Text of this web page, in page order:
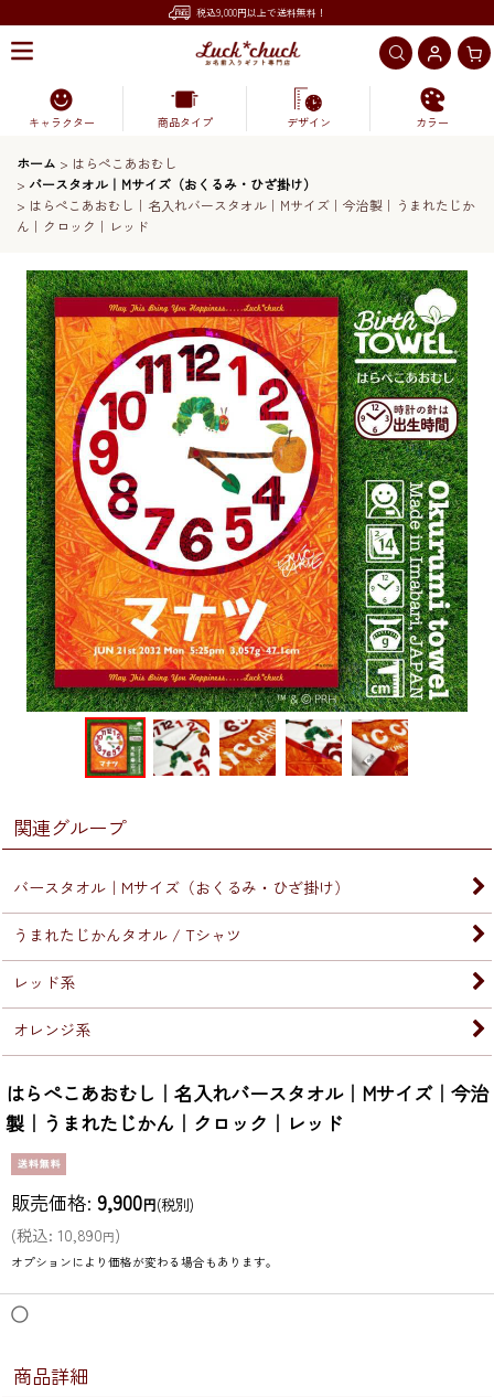
税込9,000円以上で送料無料！
キャラクター 商品タイプ デザイン カラー
ホーム > はらぺこあおむし
> バースタオル｜Mサイズ（おくるみ・ひざ掛け）
> はらぺこあおむし｜名入れバースタオル｜Mサイズ｜今治製｜うまれたじか
ん｜クロック｜レッド
関連グループ
バースタオル｜Mサイズ（おくるみ・ひざ掛け）
うまれたじかんタオル / Tシャツ
レッド系
オレンジ系
はらぺこあおむし｜名入れバースタオル｜Mサイズ｜今治
製｜うまれたじかん｜クロック｜レッド
販売価格: 9,900円(税別)
(税込: 10,890円)
オプションにより価格が変わる場合もあります。
◯
商品詳細